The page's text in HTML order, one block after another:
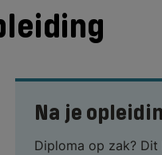
Na je
Diploma op zak? Dit